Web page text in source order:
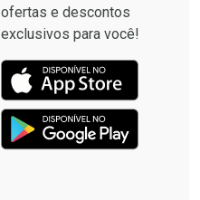
ofertas e descontos
exclusivos para você!